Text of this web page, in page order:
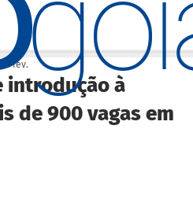
introdução à
de 900 vagas em
de fev.